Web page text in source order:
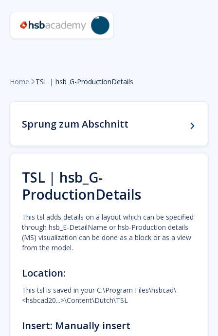
Home  TSL | hsb_G-ProductionDetails
Sprung zum Abschnitt
TSL | hsb_G-
ProductionDetails
This tsl adds details on a layout which can be specified
through hsb_E-DetailName or hsb-Production details
(MS) visualization can be done as a block or as a view
from the model.
Location:
This tsl is saved in your C:\Program Files\hsbcad\
<hsbcad20...>\Content\Dutch\TSL
Insert: Manually insert